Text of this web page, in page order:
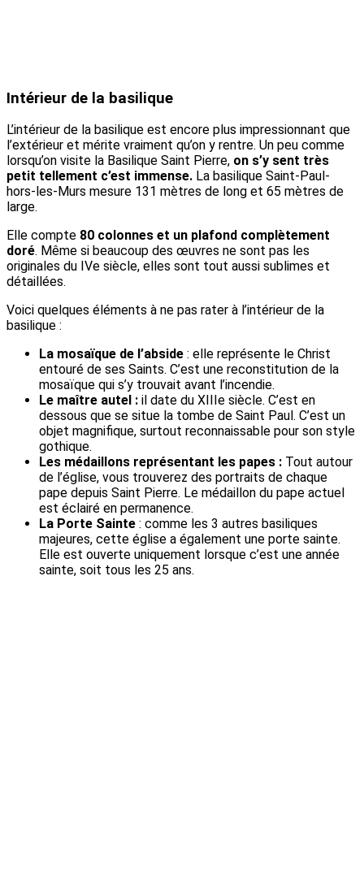
Intérieur de la basilique
L’intérieur de la basilique est encore plus impressionnant que
l’extérieur et mérite vraiment qu’on y rentre. Un peu comme
lorsqu’on visite la Basilique Saint Pierre, on s’y sent très
petit tellement c’est immense. La basilique Saint-Paul-
hors-les-Murs mesure 131 mètres de long et 65 mètres de
large.
Elle compte 80 colonnes et un plafond complètement
doré. Même si beaucoup des œuvres ne sont pas les
originales du IVe siècle, elles sont tout aussi sublimes et
détaillées.
Voici quelques éléments à ne pas rater à l’intérieur de la
basilique :
La mosaïque de l’abside : elle représente le Christ
entouré de ses Saints. C’est une reconstitution de la
mosaïque qui s’y trouvait avant l’incendie.
Le maître autel : il date du XIIIe siècle. C’est en
dessous que se situe la tombe de Saint Paul. C’est un
objet magnifique, surtout reconnaissable pour son style
gothique.
Les médaillons représentant les papes : Tout autour
de l’église, vous trouverez des portraits de chaque
pape depuis Saint Pierre. Le médaillon du pape actuel
est éclairé en permanence.
La Porte Sainte : comme les 3 autres basiliques
majeures, cette église a également une porte sainte.
Elle est ouverte uniquement lorsque c’est une année
sainte, soit tous les 25 ans.